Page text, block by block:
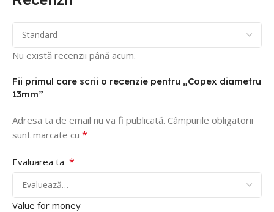
Nu există recenzii până acum.
Fii primul care scrii o recenzie pentru „Copex diametru
13mm”
Adresa ta de email nu va fi publicată. Câmpurile obligatorii
sunt marcate cu *
Evaluarea ta *
Value for money